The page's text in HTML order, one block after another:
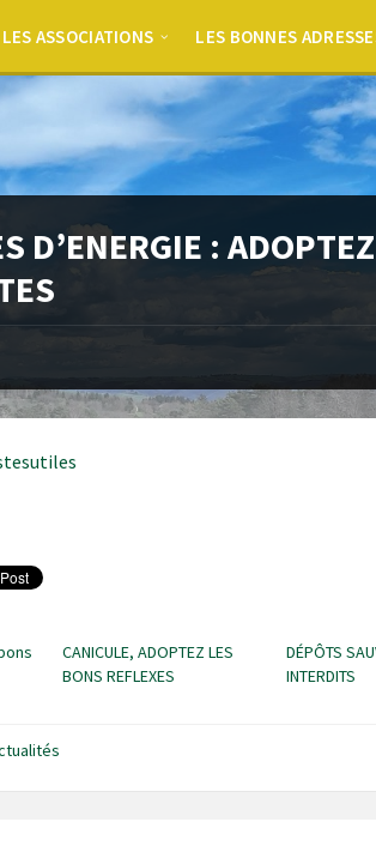
LES ASSOCIATIONS LES BONNES
D’ENERGIE :
CANICULE, ADOPTEZ LES
BONS REFLEXES
DÉPÔTS
INTERDITS